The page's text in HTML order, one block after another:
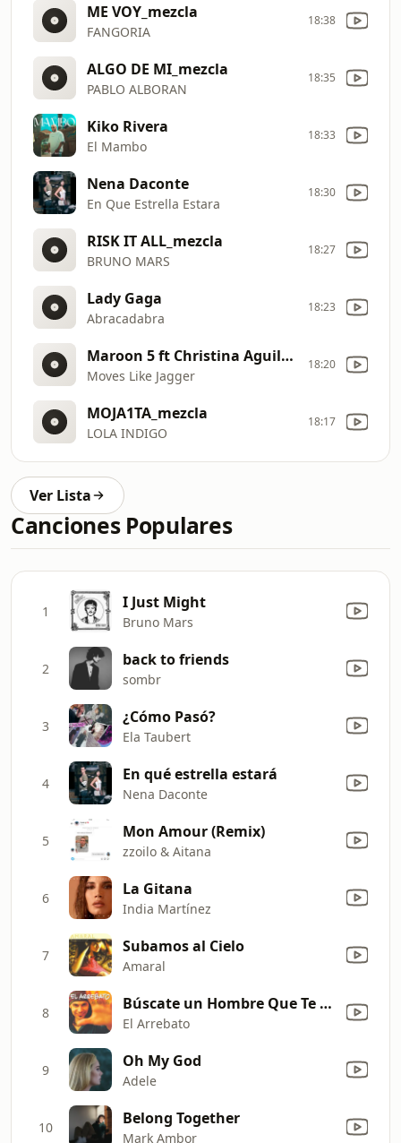
ME VOY_mezcla
FANGORIA
18:38
ALGO DE MI_mezcla
PABLO ALBORAN
18:35
Kiko Rivera
El Mambo
18:33
Nena Daconte
En Que Estrella Estara
18:30
RISK IT ALL_mezcla
BRUNO MARS
18:27
Lady Gaga
Abracadabra
18:23
Maroon 5 ft Christina Aguilera
Moves Like Jagger
18:20
MOJA1TA_mezcla
LOLA INDIGO
18:17
Ver Lista
Canciones Populares
1 I Just Might
Bruno Mars
2 back to friends
sombr
3 ¿Cómo Pasó?
Ela Taubert
4 En qué estrella estará
Nena Daconte
5 Mon Amour (Remix)
zzoilo & Aitana
6 La Gitana
India Martínez
7 Subamos al Cielo
Amaral
8 Búscate un Hombre Que Te Quiera
El Arrebato
9 Oh My God
Adele
10 Belong Together
Mark Ambor